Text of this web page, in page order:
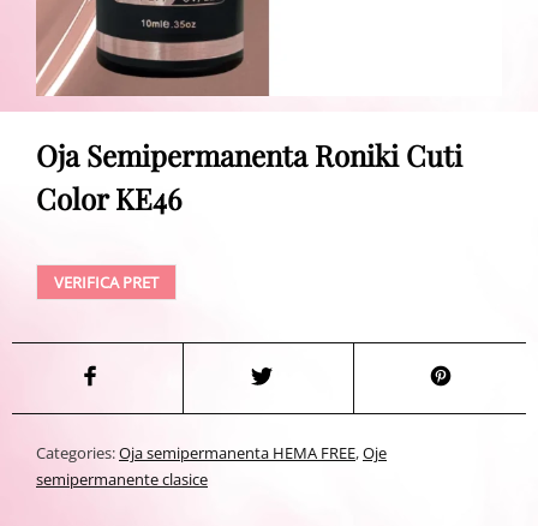
Oja Semipermanenta Roniki Cuti
Color KE46
VERIFICA PRET
Categories:Oja semipermanenta HEMA FREE,Oje
semipermanente clasice